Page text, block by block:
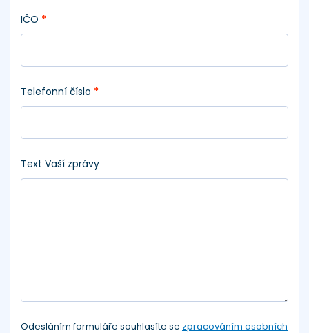
IČO *
Telefonní číslo *
Text Vaší zprávy
Odesláním formuláře souhlasíte se zpracováním osobních